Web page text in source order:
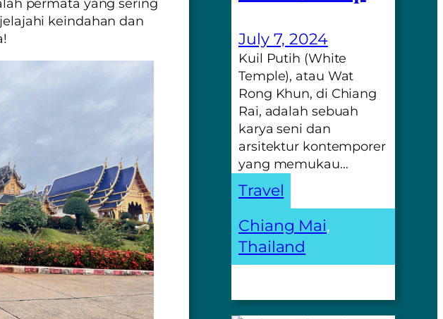
permata yang sering
keindahan dan
July 7, 2024
Kuil Putih (White
Temple), atau Wat
Rong Khun, di Chiang
Rai, adalah sebuah
karya seni dan
arsitektur kontemporer
yang memukau…
Travel
Chiang Mai
Thailand